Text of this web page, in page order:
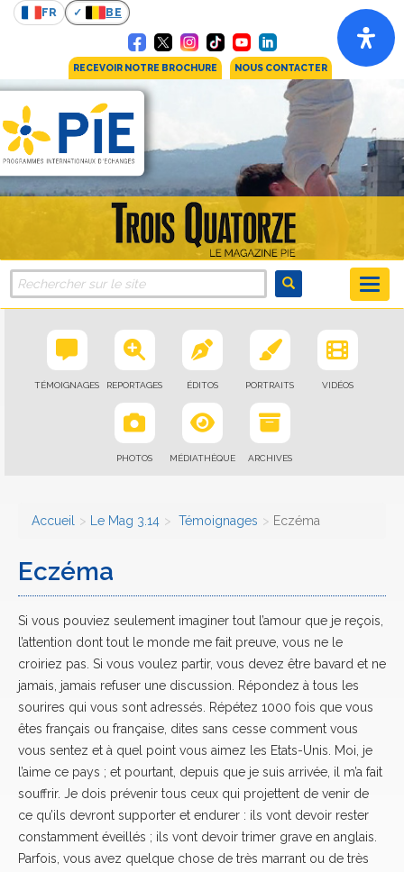
FR BE
RECEVOIR NOTRE BROCHURE NOUS CONTACTER
TÉMOIGNAGES REPORTAGES ÉDITOS PORTRAITS VIDÉOS
PHOTOS MÉDIATHÈQUE ARCHIVES
Accueil Le Mag 3.14 Témoignages Eczéma
Eczéma
Si vous pouviez seulement imaginer tout l’amour que je reçois,
l’attention dont tout le monde me fait preuve, vous ne le
croiriez pas. Si vous voulez partir, vous devez être bavard et ne
jamais, jamais refuser une discussion. Répondez à tous les
sourires qui vous sont adressés. Répétez 1000 fois que vous
êtes français ou française, dites sans cesse comment vous
vous sentez et à quel point vous aimez les Etats-Unis. Moi, je
l’aime ce pays ; et pourtant, depuis que je suis arrivée, il m’a fait
souffrir. Je dois prévenir tous ceux qui projettent de venir de
ce qu’ils devront supporter et endurer : ils vont devoir rester
constamment éveillés ; ils vont devoir trimer grave en anglais.
Parfois, vous avez quelque chose de très marrant ou de très